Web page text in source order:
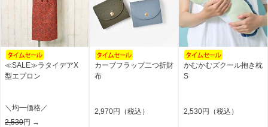
≪SALE≫ラタイデアX
型エプロン
＼均一価格／
2,530円 →
カーブフラップ二つ折財
布
2,970円（税込）
かむかむズクール抱き枕
S
2,530円（税込）